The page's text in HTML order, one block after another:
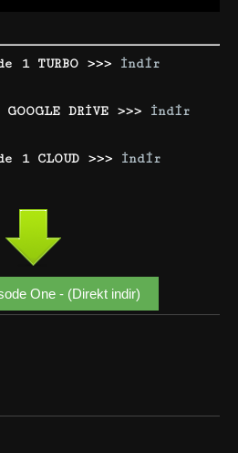
1 TURBO >>> İndir
DRİVE >>> İndir
1 CLOUD >>>İndir
One - (Direkt indir)